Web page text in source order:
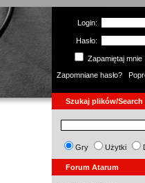
Login:
Hasło:
Zapamiętaj mnie
Zapomniane hasło?
Szukaj plików/Search
Gry Użytki
Forum Atarum